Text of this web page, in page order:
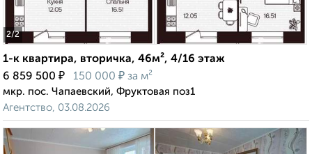
2/2
1-к квартира, вторичка, 46м², 4/16 этаж
6 859 500 ₽ 150 000 ₽ за м²
мкр. пос. Чапаевский, Фруктовая поз1
Агентство, 03.08.2026